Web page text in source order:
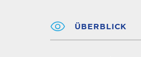
ÜBERBLICK